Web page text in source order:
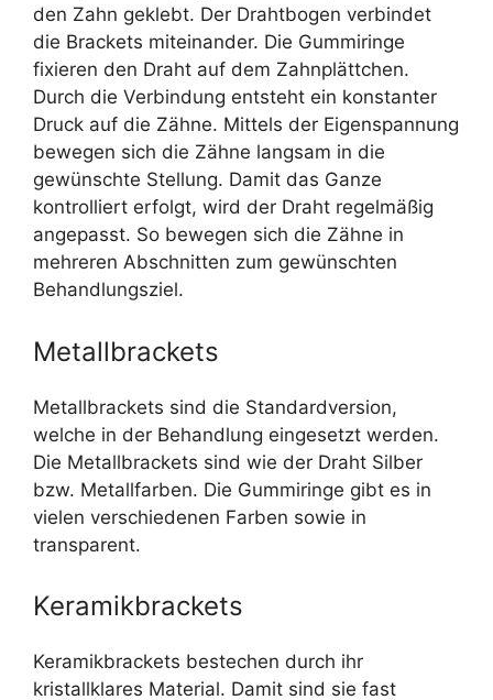
den Zahn geklebt. Der Drahtbogen verbindet
die Brackets miteinander. Die Gummiringe
fixieren den Draht auf dem Zahnplättchen.
Durch die Verbindung entsteht ein konstanter
Druck auf die Zähne. Mittels der Eigenspannung
bewegen sich die Zähne langsam in die
gewünschte Stellung. Damit das Ganze
kontrolliert erfolgt, wird der Draht regelmäßig
angepasst. So bewegen sich die Zähne in
mehreren Abschnitten zum gewünschten
Behandlungsziel.
Metallbrackets
Metallbrackets sind die Standardversion,
welche in der Behandlung eingesetzt werden.
Die Metallbrackets sind wie der Draht Silber
bzw. Metallfarben. Die Gummiringe gibt es in
vielen verschiedenen Farben sowie in
transparent.
Keramikbrackets
Keramikbrackets bestechen durch ihr
kristallklares Material. Damit sind sie fast